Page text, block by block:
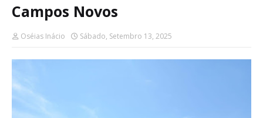
Campos Novos
Oséias Inácio Sábado, Setembro 13, 2025